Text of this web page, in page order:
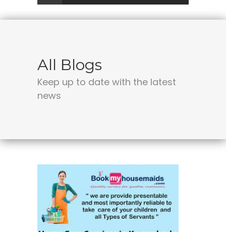
All Blogs
Keep up to date with the latest
news